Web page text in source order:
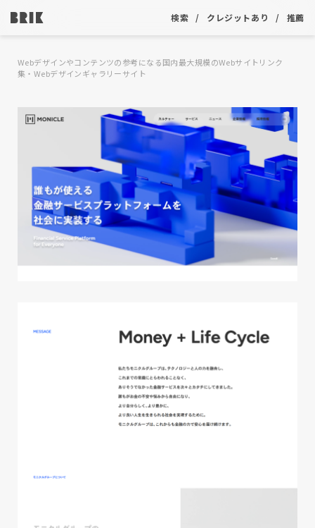
検索 クレジットあり 推薦
Webデザインやコンテンツの参考になる国内最大規模のWebサイトリンク
集・Webデザインギャラリーサイト